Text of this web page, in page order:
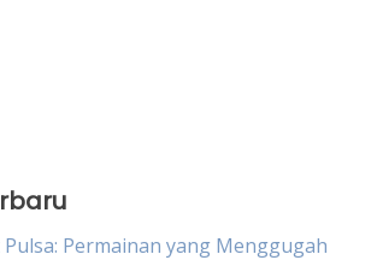
Permainan yang Menggugah